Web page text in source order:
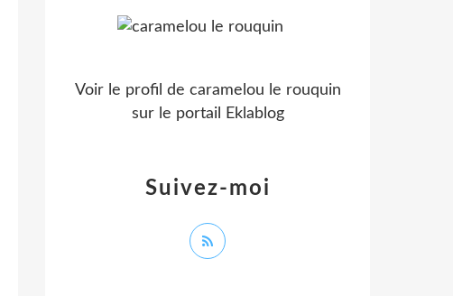
Suivez-moi
Voir le profil de caramelou le rouquin
sur le portail Eklablog